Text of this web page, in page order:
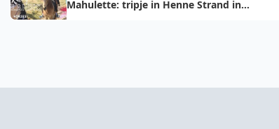
Mahulette: tripje in Henne Strand in